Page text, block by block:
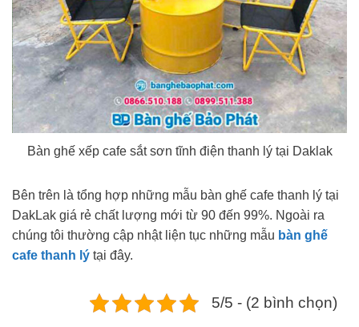
Bàn ghế xếp cafe sắt sơn tĩnh điện thanh lý tại Daklak
Bên trên là tổng hợp những mẫu bàn ghế cafe thanh lý tại
DakLak giá rẻ chất lượng mới từ 90 đến 99%. Ngoài ra
chúng tôi thường cập nhật liện tục những mẫu bàn ghế
cafe thanh lý tại đây.
5/5 - (2 bình chọn)